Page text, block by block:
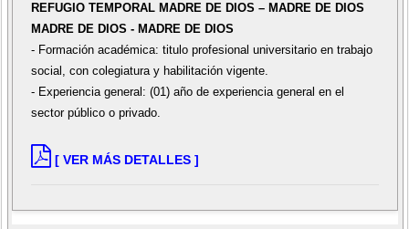
REFUGIO TEMPORAL MADRE DE DIOS – MADRE DE DIOS
MADRE DE DIOS - MADRE DE DIOS
- Formación académica: titulo profesional universitario en trabajo
social, con colegiatura y habilitación vigente.
- Experiencia general: (01) año de experiencia general en el
sector público o privado.
[ VER MÁS DETALLES ]